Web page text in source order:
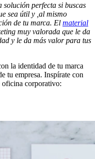
perfecta si buscas
sea útil y ,al mismo
de tu marca. El material
muy valorada que le da
y le da más valor para tus
la identidad de tu marca
tu empresa. Inspírate con
oficina corporativo: